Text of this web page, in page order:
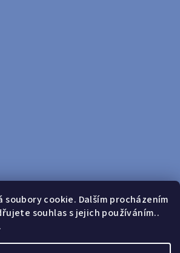
soubory cookie. Dalším procházením
souhlas s jejich používáním..
.
na Instagramu